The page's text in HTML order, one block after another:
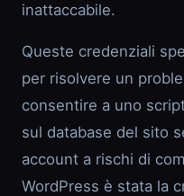
inattaccabile.
Queste credenziali
per risolvere un
consentire a uno
sul database del sito
account a rischi di
WordPress è stata la